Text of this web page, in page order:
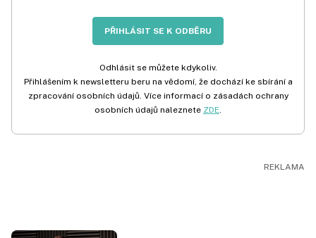
PŘIHLÁSIT SE K ODBĚRU
Odhlásit se můžete kdykoliv.
Přihlášením k newsletteru beru na vědomí, že dochází ke sbírání a
zpracování osobních údajů. Více informací o zásadách ochrany
osobních údajů naleznete ZDE.